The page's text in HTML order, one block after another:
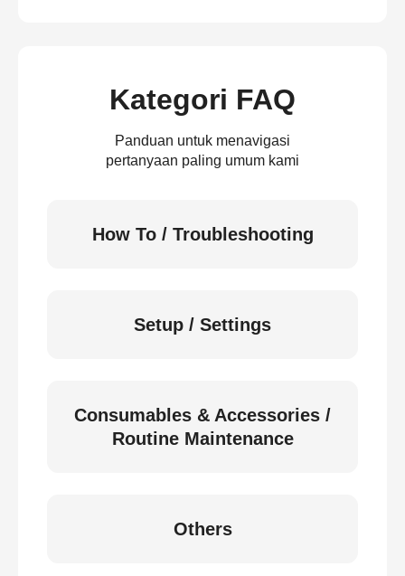
Kategori FAQ
Panduan untuk menavigasi
pertanyaan paling umum kami
How To / Troubleshooting
Setup / Settings
Consumables & Accessories /
Routine Maintenance
Others